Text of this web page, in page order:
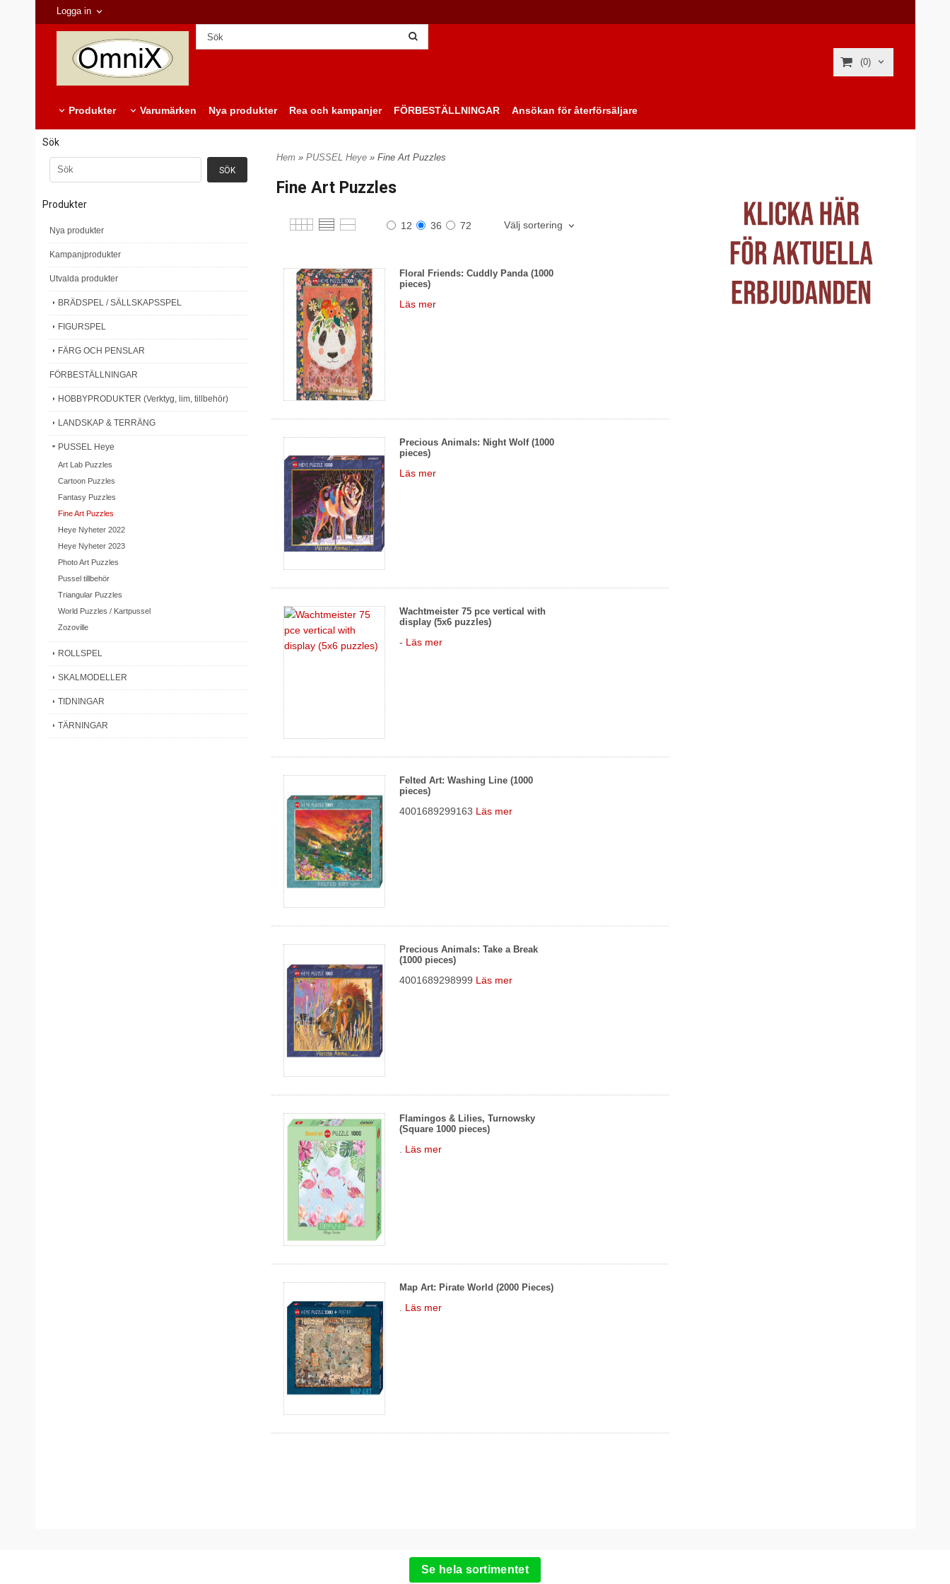
Logga in
(0)
Produkter Varumärken Nya produkter Rea och kampanjer FÖRBESTÄLLNINGAR Ansökan för återförsäljare
Sök
Produkter
Nya produkter
Kampanjprodukter
Utvalda produkter
BRÄDSPEL / SÄLLSKAPSSPEL
FIGURSPEL
FÄRG OCH PENSLAR
FÖRBESTÄLLNINGAR
HOBBYPRODUKTER (Verktyg, lim, tillbehör)
LANDSKAP & TERRÄNG
PUSSEL Heye
Art Lab Puzzles
Cartoon Puzzles
Fantasy Puzzles
Fine Art Puzzles
Heye Nyheter 2022
Heye Nyheter 2023
Photo Art Puzzles
Pussel tillbehör
Triangular Puzzles
World Puzzles / Kartpussel
Zozoville
ROLLSPEL
SKALMODELLER
TIDNINGAR
TÄRNINGAR
Hem » PUSSEL Heye » Fine Art Puzzles
Fine Art Puzzles
12 36 72 Välj sortering
Floral Friends: Cuddly Panda (1000
pieces)
Läs mer
Precious Animals: Night Wolf (1000
pieces)
Läs mer
Wachtmeister 75 pce vertical with
display (5x6 puzzles)
- Läs mer
Felted Art: Washing Line (1000
pieces)
4001689299163 Läs mer
Precious Animals: Take a Break
(1000 pieces)
4001689298999 Läs mer
Flamingos & Lilies, Turnowsky
(Square 1000 pieces)
Läs mer
Map Art: Pirate World (2000 Pieces)
Läs mer
Se hela sortimentet